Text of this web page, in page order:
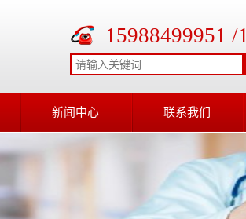
15988499951 /
新闻中心 联系我们